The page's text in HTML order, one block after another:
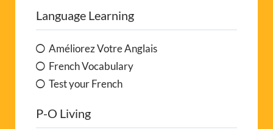
Language Learning
Améliorez Votre Anglais
French Vocabulary
Test your French
P-O Living